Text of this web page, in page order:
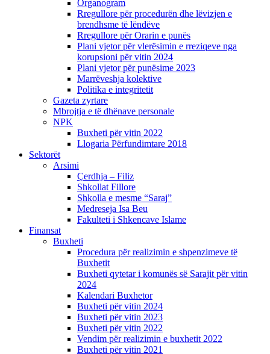
Organogram
Rregullore për procedurën dhe lëvizjen e
brendhsme të lëndëve
Rregullore për Orarin e punës
Plani vjetor për vlerësimin e rreziqeve nga
korupsioni për vitin 2024
Plani vjetor për punësime 2023
Marrëveshja kolektive
Politika e integritetit
Gazeta zyrtare
Mbrojtja e të dhënave personale
NPK
Buxheti për vitin 2022
Llogaria Përfundimtare 2018
Sektorët
Arsimi
Çerdhja – Filiz
Shkollat Fillore
Shkolla e mesme “Saraj”
Medreseja Isa Beu
Fakulteti i Shkencave Islame
Finansat
Buxheti
Procedura për realizimin e shpenzimeve të
Buxhetit
Buxheti qytetar i komunës së Sarajit për vitin
2024
Kalendari Buxhetor
Buxheti për vitin 2024
Buxheti për vitin 2023
Buxheti për vitin 2022
Vendim për realizimin e buxhetit 2022
Buxheti për vitin 2021